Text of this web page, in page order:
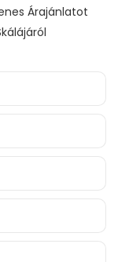
Árajánlatot